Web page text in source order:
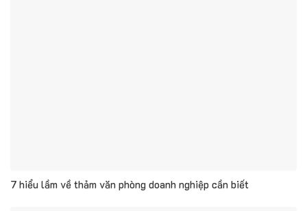
7 hiểu lầm về thảm văn phòng doanh nghiệp cần biết